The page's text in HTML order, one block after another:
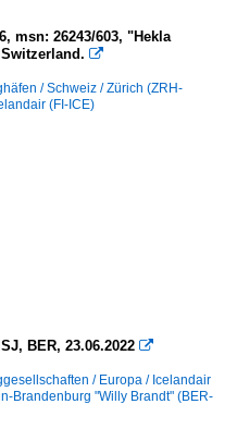
msn: 26243/603, "Hekla

/ Schweiz / Zürich (ZRH-
(FI-ICE)
BER, 23.06.2022 
/ Europa / Icelandair
Brandenburg "Willy Brandt" (BER-